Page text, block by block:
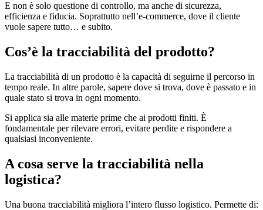
E non è solo questione di controllo, ma anche di sicurezza,
efficienza e fiducia. Soprattutto nell’e-commerce, dove il cliente
vuole sapere tutto… e subito.
Cos’è la tracciabilità del prodotto?
La tracciabilità di un prodotto è la capacità di seguirne il percorso in
tempo reale. In altre parole, sapere dove si trova, dove è passato e in
quale stato si trova in ogni momento.
Si applica sia alle materie prime che ai prodotti finiti. È
fondamentale per rilevare errori, evitare perdite e rispondere a
qualsiasi inconveniente.
A cosa serve la tracciabilità nella
logistica?
Una buona tracciabilità migliora l’intero flusso logistico. Permette di: